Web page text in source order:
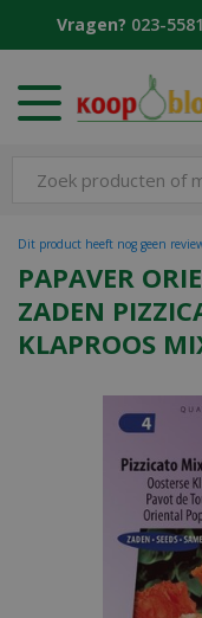
Vragen? 023-
PAPAVER
ZADEN
KLAPROOS
Dit product heeft nog geen